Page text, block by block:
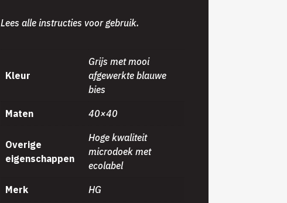
Lees alle instructies voor gebruik.
Kleur
Grijs met mooi
afgewerkte blauwe
bies
Maten 40×40
Overige
eigenschappen
Hoge kwaliteit
microdoek met
ecolabel
Merk HG